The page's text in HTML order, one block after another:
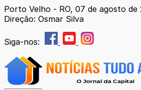
Porto Velho - RO, 07 de agosto de
Direção: Osmar Silva
Siga-nos: